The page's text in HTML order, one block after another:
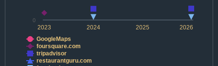
2024 2026
2023 2025
0
GoogleMaps
foursquare.com
tripadvisor
restaurantguru.com